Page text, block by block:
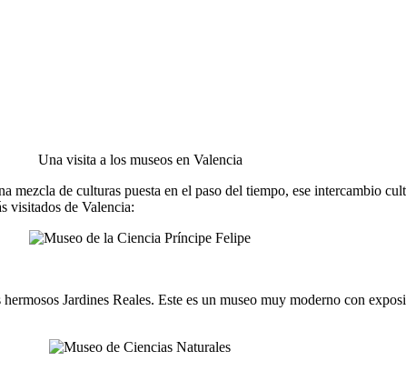
Una visita a los museos en Valencia
de culturas puesta en el paso del tiempo, ese intercambio
visitados de Valencia:
Jardines Reales. Este es un museo muy moderno con